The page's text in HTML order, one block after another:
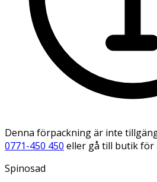
Denna förpackning är inte
0771-450 450 eller gå till butik för
Spinosad